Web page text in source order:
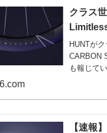
クラス
HUNTが
CARBON
も報じて
は速報ベ
50mmリ
【速報